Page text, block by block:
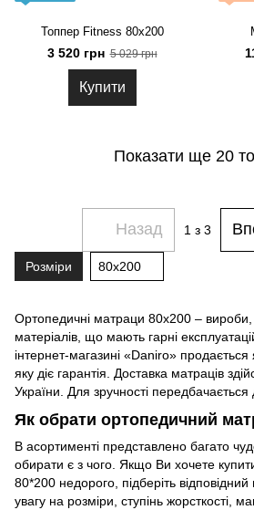
Ортопедичні матраци 80х200 – вироби,
матеріалів, що мають гарні
інтернет-магазині «Daniro» продається
яку діє гарантія. Доставка матраців
України. Для зручності
Як обрати ортопедичний
В асортименті представлено багато
обирати є з чого. Якщо Ви хочете
80*200 недорого, підберіть відповідний
увагу на розміри, ступінь жорсткості,
Топпер Fitness 80x200
3 520 грн 5 029 грн
Купити
Показати ще 20
Назад 1 з 3
Розміри 80x200